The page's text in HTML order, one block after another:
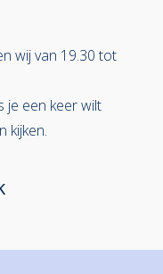
wij van 19.30 tot
je een keer wilt
kijken.